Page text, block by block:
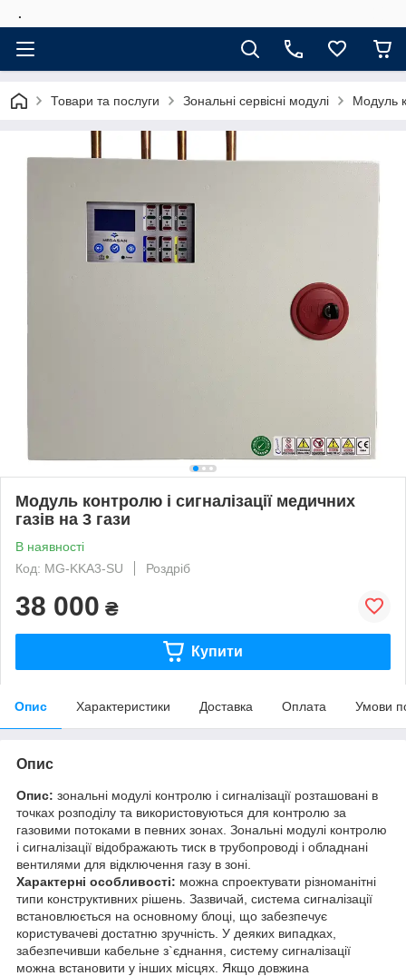
.
Товари та послуги Зональні сервісні модулі Модуль
Модуль контролю і сигналізації медичних
газів на 3 гази
В наявності
Код: MG-KKA3-SU
Роздріб
38 000 ₴
Купити
Опис Характеристики Доставка Оплата Умови
Опис
Опис: зональні модулі контролю і сигналізації розташовані в
точках розподілу та використовуються для контролю за
газовими потоками в певних зонах. Зональні модулі контролю
і сигналізації відображають тиск в трубопроводі і обладнані
вентилями для відключення газу в зоні.
Характерні особливості: можна спроектувати різноманітні
типи конструктивних рішень. Зазвичай, система сигналізації
встановлюється на основному блоці, що забезпечує
користувачеві достатню зручність. У деяких випадках,
забезпечивши кабельне з`єднання, систему сигналізації
можна встановити у інших місцях. Якщо довжина